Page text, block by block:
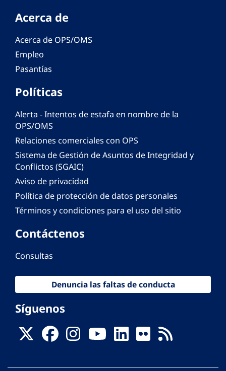
Acerca de
Acerca de OPS/OMS
Empleo
Pasantías
Políticas
Alerta - Intentos de estafa en nombre de la
OPS/OMS
Relaciones comerciales con OPS
Sistema de Gestión de Asuntos de Integridad y
Conflictos (SGAIC)
Aviso de privacidad
Política de protección de datos personales
Términos y condiciones para el uso del sitio
Contáctenos
Consultas
Denuncia las faltas de conducta
Síguenos